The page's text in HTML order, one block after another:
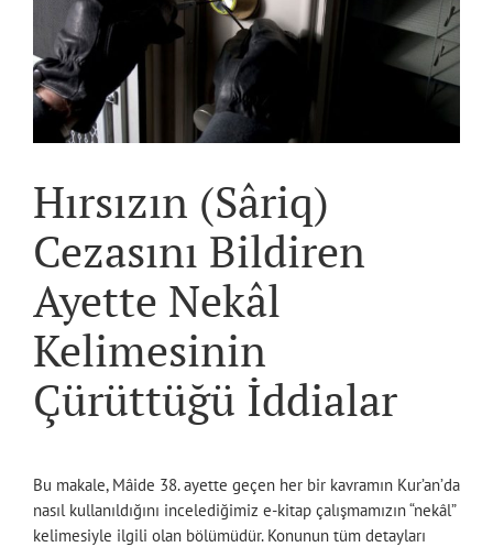
Hırsızın (Sâriq)
Cezasını Bildiren
Ayette Nekâl
Kelimesinin
Çürüttüğü İddialar
Bu makale, Mâide 38. ayette geçen her bir kavramın Kur’an’da
nasıl kullanıldığını incelediğimiz e-kitap çalışmamızın “nekâl”
kelimesiyle ilgili olan bölümüdür. Konunun tüm detayları